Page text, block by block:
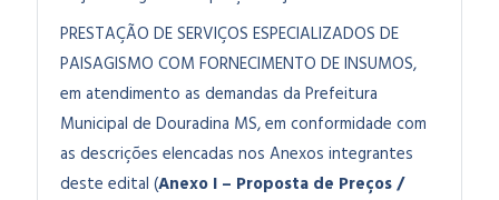
PRESTAÇÃO DE SERVIÇOS ESPECIALIZADOS DE
PAISAGISMO COM FORNECIMENTO DE INSUMOS,
em atendimento as demandas da Prefeitura
Municipal de Douradina MS, em conformidade com
as descrições elencadas nos Anexos integrantes
deste edital (Anexo I – Proposta de Preços /